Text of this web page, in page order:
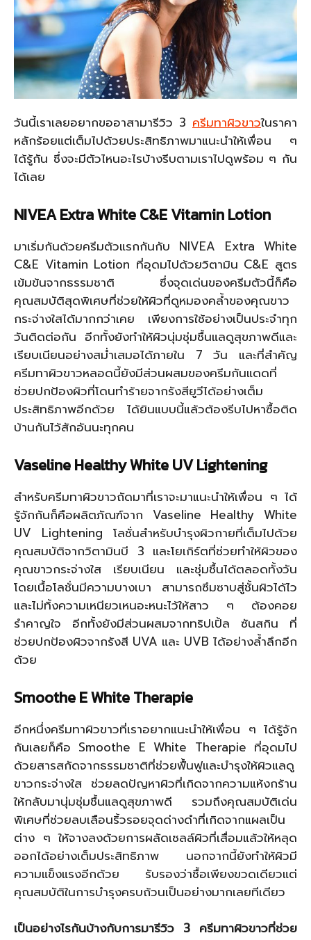
วันนี้เราเลยอยากขออาสามารีวิว 3 ครีมทาผิวขาวในราคา
หลักร้อยแต่เต็มไปด้วยประสิทธิภาพมาแนะนำให้เพื่อน ๆ
ได้รู้กัน ซึ่งจะมีตัวไหนอะไรบ้างรีบตามเราไปดูพร้อม ๆ กัน
ได้เลย
NIVEA Extra White C&E Vitamin Lotion
มาเริ่มกันด้วยครีมตัวแรกกันกับ NIVEA Extra White
C&E Vitamin Lotion ที่อุดมไปด้วยวิตามิน C&E สูตร
เข้มข้นจากธรรมชาติ ซึ่งจุดเด่นของครีมตัวนี้ก็คือ
คุณสมบัติสุดพิเศษที่ช่วยให้ผิวที่ดูหมองคล้ำของคุณขาว
กระจ่างใสได้มากกว่าเคย เพียงการใช้อย่างเป็นประจำทุก
วันติดต่อกัน อีกทั้งยังทำให้ผิวนุ่มชุ่มชื้นแลดูสุขภาพดีและ
เรียบเนียนอย่างสม่ำเสมอได้ภายใน 7 วัน และที่สำคัญ
ครีมทาผิวขาวหลอดนี้ยังมีส่วนผสมของครีมกันแดดที่
ช่วยปกป้องผิวที่โดนทำร้ายจากรังสียูวีได้อย่างเต็ม
ประสิทธิภาพอีกด้วย ได้ยินแบบนี้แล้วต้องรีบไปหาซื้อติด
บ้านกันไว้สักอันนะทุกคน
Vaseline Healthy White UV Lightening
สำหรับครีมทาผิวขาวถัดมาที่เราจะมาแนะนำให้เพื่อน ๆ ได้
รู้จักกันก็คือผลิตภัณฑ์จาก Vaseline Healthy White
UV Lightening โลชั่นสำหรับบำรุงผิวกายที่เต็มไปด้วย
คุณสมบัติจากวิตามินบี 3 และโยเกิร์ตที่ช่วยทำให้ผิวของ
คุณขาวกระจ่างใส เรียบเนียน และชุ่มชื้นได้ตลอดทั้งวัน
โดยเนื้อโลชั่นมีความบางเบา สามารถซึมซาบสู่ชั้นผิวได้ไว
และไม่ทิ้งความเหนียวเหนอะหนะไว้ให้สาว ๆ ต้องคอย
รำคาญใจ อีกทั้งยังมีส่วนผสมจากทริปเปิ้ล ซันสกิน ที่
ช่วยปกป้องผิวจากรังสี UVA และ UVB ได้อย่างล้ำลึกอีก
ด้วย
Smoothe E White Therapie
อีกหนึ่งครีมทาผิวขาวที่เราอยากแนะนำให้เพื่อน ๆ ได้รู้จัก
กันเลยก็คือ Smoothe E White Therapie ที่อุดมไป
ด้วยสารสกัดจากธรรมชาติที่ช่วยฟื้นฟูและบำรุงให้ผิวแลดู
ขาวกระจ่างใส ช่วยลดปัญหาผิวที่เกิดจากความแห้งกร้าน
ให้กลับมานุ่มชุ่มชื้นแลดูสุขภาพดี รวมถึงคุณสมบัติเด่น
พิเศษที่ช่วยลบเลือนริ้วรอยจุดด่างดำที่เกิดจากแผลเป็น
ต่าง ๆ ให้จางลงด้วยการผลัดเซลล์ผิวที่เสื่อมแล้วให้หลุด
ออกได้อย่างเต็มประสิทธิภาพ นอกจากนี้ยังทำให้ผิวมี
ความแข็งแรงอีกด้วย รับรองว่าซื้อเพียงขวดเดียวแต่
คุณสมบัติในการบำรุงครบถ้วนเป็นอย่างมากเลยทีเดียว
เป็นอย่างไรกันบ้างกับการมารีวิว 3 ครีมทาผิวขาวที่ช่วย